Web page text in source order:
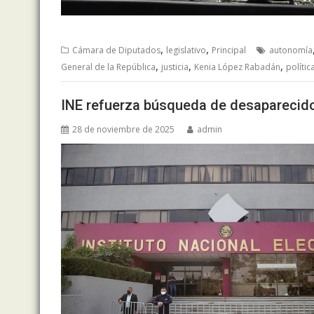
Cámara de Diputados, legislativo, Principal autonomía
General de la República, justicia, Kenia López Rabadán,
INE refuerza búsqueda de
28 de noviembre de 2025 admin